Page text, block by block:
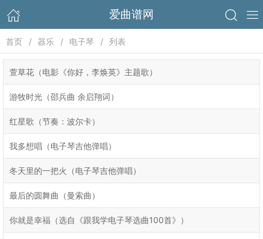
爱曲谱网
首页 器乐 电子琴 列表
萱草花（电影《你好，李焕英》主题歌）
游牧时光（邵兵曲 余启翔词）
红星歌（节奏：波尔卡）
我多想唱（电子琴吉他弹唱）
冬天里的一把火（电子琴吉他弹唱）
最后的圆舞曲（曼索曲）
你就是幸福（选自《跟我学电子琴选曲100首》）